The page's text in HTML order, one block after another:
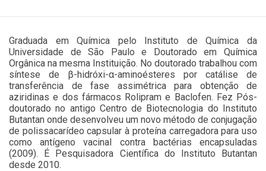
Graduada em Química pelo Instituto de Química da
Universidade de São Paulo e Doutorado em Química
Orgânica na mesma Instituição. No doutorado trabalhou com
síntese de β-hidróxi-α-aminoésteres por catálise de
transferência de fase assimétrica para obtenção de
aziridinas e dos fármacos Rolipram e Baclofen. Fez Pós-
doutorado no antigo Centro de Biotecnologia do Instituto
Butantan onde desenvolveu um novo método de conjugação
de polissacarídeo capsular à proteína carregadora para uso
como antígeno vacinal contra bactérias encapsuladas
(2009). É Pesquisadora Científica do Instituto Butantan
desde 2010.